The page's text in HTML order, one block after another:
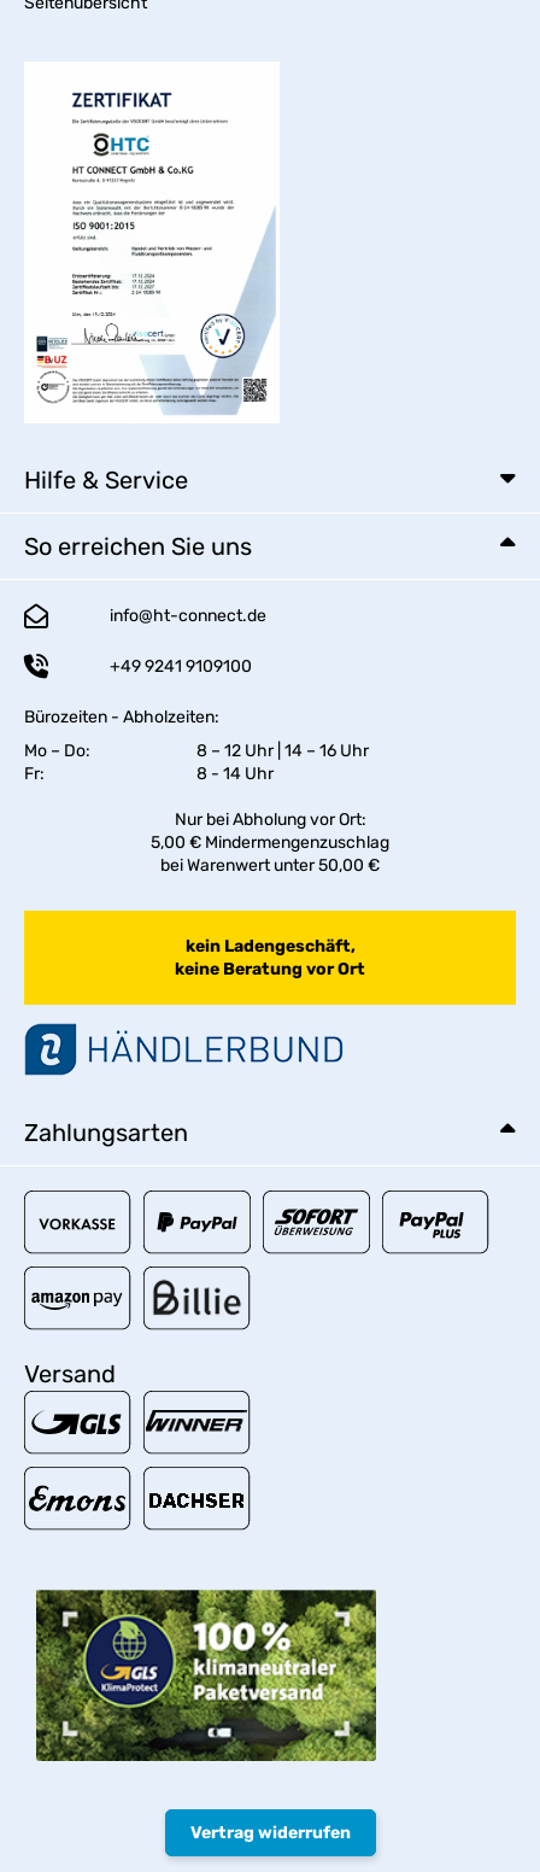
Hilfe & Service
So erreichen Sie uns
info@ht-connect.de
+49 9241 9109100
Bürozeiten - Abholzeiten:
Mo – Do:
8 – 12 Uhr | 14 – 16 Uhr
Fr:
8 - 14 Uhr
Nur bei Abholung vor Ort:
5,00 € Mindermengenzuschlag
bei Warenwert unter 50,00 €
kein Ladengeschäft,
keine Beratung vor Ort
Zahlungsarten
Versand
Vertrag widerrufen